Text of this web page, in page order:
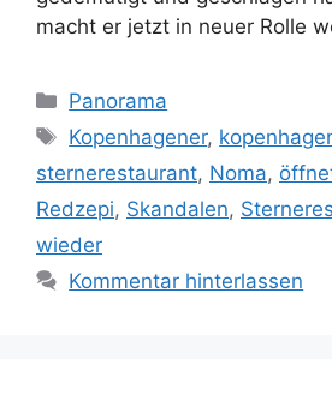
macht er jetzt in neuer Rolle
Kategorien
Panorama
Schlagwörter
Kopenhagener,
sternerestaurant, Noma,
Redzepi, Skandalen,
wieder
Kommentar hinterlassen